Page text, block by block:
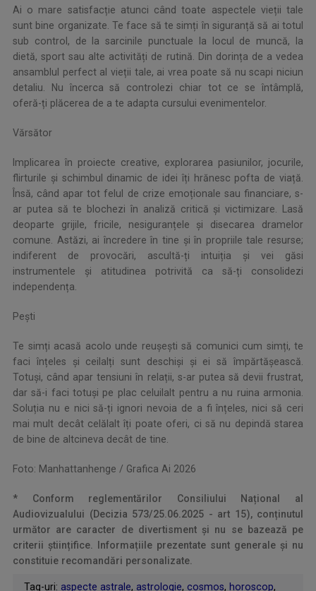
Ai o mare satisfacție atunci când toate aspectele vieții tale
sunt bine organizate. Te face să te simți în siguranță să ai totul
sub control, de la sarcinile punctuale la locul de muncă, la
dietă, sport sau alte activități de rutină. Din dorința de a vedea
ansamblul perfect al vieții tale, ai vrea poate să nu scapi niciun
detaliu. Nu încerca să controlezi chiar tot ce se întâmplă,
oferă-ți plăcerea de a te adapta cursului evenimentelor.
Vărsător
Implicarea în proiecte creative, explorarea pasiunilor, jocurile,
flirturile și schimbul dinamic de idei îți hrănesc pofta de viață.
Însă, când apar tot felul de crize emoționale sau financiare, s-
ar putea să te blochezi în analiză critică și victimizare. Lasă
deoparte grijile, fricile, nesiguranțele și disecarea dramelor
comune. Astăzi, ai încredere în tine și în propriile tale resurse;
indiferent de provocări, ascultă-ți intuiția și vei găsi
instrumentele și atitudinea potrivită ca să-ți consolidezi
independența.
Pești
Te simți acasă acolo unde reușești să comunici cum simți, te
faci înțeles și ceilalți sunt deschiși și ei să împărtășească.
Totuși, când apar tensiuni în relații, s-ar putea să devii frustrat,
dar să-i faci totuși pe plac celuilalt pentru a nu ruina armonia.
Soluția nu e nici să-ți ignori nevoia de a fi înțeles, nici să ceri
mai mult decât celălalt îți poate oferi, ci să nu depindă starea
de bine de altcineva decât de tine.
Foto: Manhattanhenge / Grafica Ai 2026
* Conform reglementărilor Consiliului Național al
Audiovizualului (Decizia 573/25.06.2025 - art 15), conținutul
următor are caracter de divertisment și nu se bazează pe
criterii științifice. Informațiile prezentate sunt generale și nu
constituie recomandări personalizate.
Tag-uri: aspecte astrale, astrologie, cosmos, horoscop,